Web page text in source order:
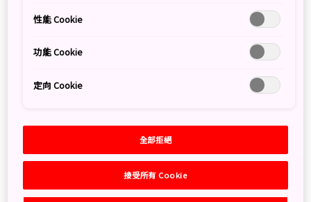
種桃及4種葡萄，當中最受歡迎的便是岡山名產「清水白
葡萄、瀨戶巨人葡萄等，單看已經流口水。
性能 Cookie
功能 Cookie
定向 Cookie
全部拒絕
接受所有 Cookie